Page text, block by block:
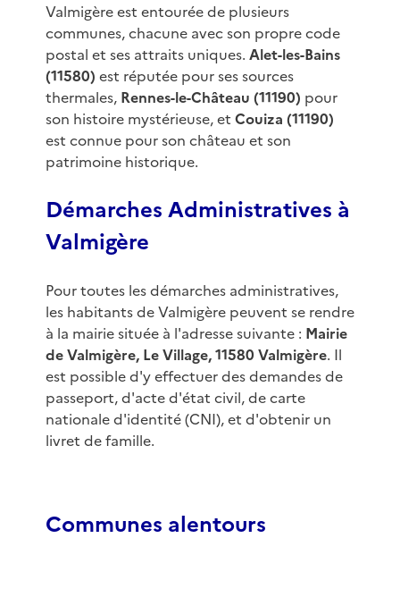
Valmigère est entourée de plusieurs
communes, chacune avec son propre code
postal et ses attraits uniques. Alet-les-Bains
(11580) est réputée pour ses sources
thermales, Rennes-le-Château (11190) pour
son histoire mystérieuse, et Couiza (11190)
est connue pour son château et son
patrimoine historique.
Démarches Administratives à
Valmigère
Pour toutes les démarches administratives,
les habitants de Valmigère peuvent se rendre
à la mairie située à l'adresse suivante : Mairie
de Valmigère, Le Village, 11580 Valmigère. Il
est possible d'y effectuer des demandes de
passeport, d'acte d'état civil, de carte
nationale d'identité (CNI), et d'obtenir un
livret de famille.
Communes alentours